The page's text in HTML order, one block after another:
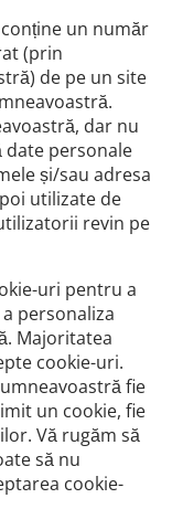
un număr
(prin
de pe un site
dar nu
date personale
și/sau adresa
utilizate de
revin pe
uri pentru a
personaliza
Majoritatea
cookie-uri.
fie
un cookie, fie
Vă rugăm să
să nu
cookie-